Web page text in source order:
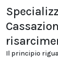
Il principio